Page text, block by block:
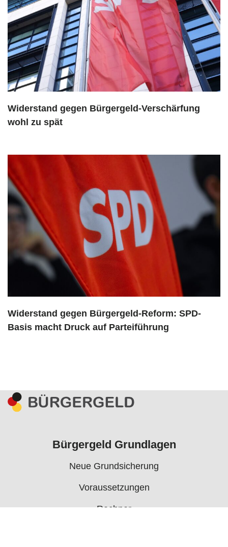
Widerstand gegen Bürgergeld-Verschärfung
wohl zu spät
Widerstand gegen Bürgergeld-Reform: SPD-
Basis macht Druck auf Parteiführung
Bürgergeld Grundlagen
Neue Grundsicherung
Voraussetzungen
Rechner